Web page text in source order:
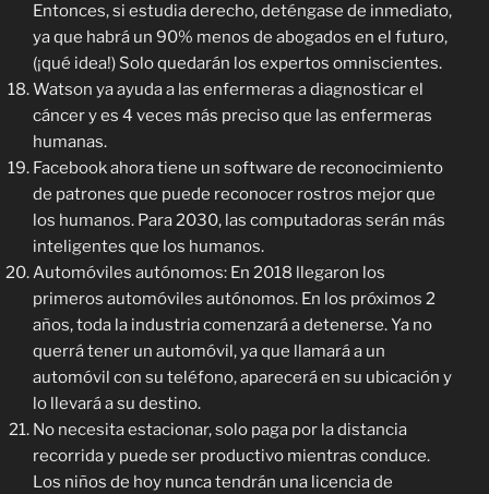
Entonces, si estudia derecho, deténgase de inmediato,
ya que habrá un 90% menos de abogados en el futuro,
(¡qué idea!) Solo quedarán los expertos omniscientes.
Watson ya ayuda a las enfermeras a diagnosticar el
cáncer y es 4 veces más preciso que las enfermeras
humanas.
Facebook ahora tiene un software de reconocimiento
de patrones que puede reconocer rostros mejor que
los humanos. Para 2030, las computadoras serán más
inteligentes que los humanos.
Automóviles autónomos: En 2018 llegaron los
primeros automóviles autónomos. En los próximos 2
años, toda la industria comenzará a detenerse. Ya no
querrá tener un automóvil, ya que llamará a un
automóvil con su teléfono, aparecerá en su ubicación y
lo llevará a su destino.
No necesita estacionar, solo paga por la distancia
recorrida y puede ser productivo mientras conduce.
Los niños de hoy nunca tendrán una licencia de